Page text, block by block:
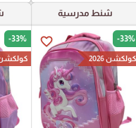
شنط مدرسية
favorite_border -33%
كولكشن 2026
-33%
كولكشن